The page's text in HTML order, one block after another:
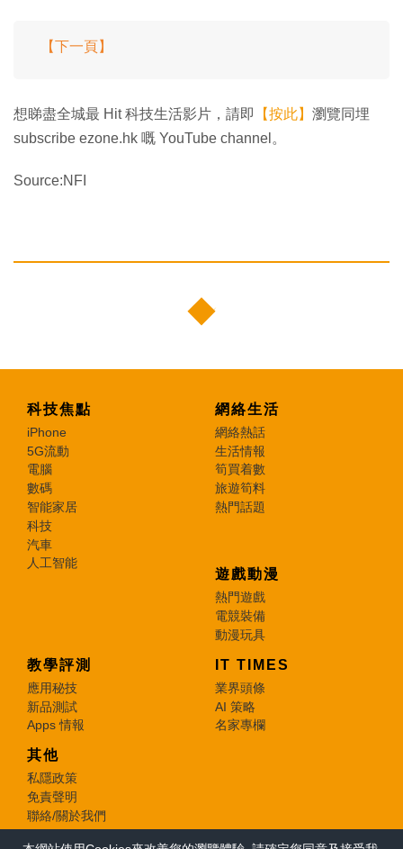
【下一頁】
想睇盡全城最 Hit 科技生活影片，請即 【按此】 瀏覽同埋
subscribe ezone.hk 嘅 YouTube channel。
Source:NFI
科技焦點
iPhone
5G流動
電腦
數碼
智能家居
科技
汽車
人工智能
網絡生活
網絡熱話
生活情報
筍買着數
旅遊筍料
熱門話題
遊戲動漫
熱門遊戲
電競裝備
動漫玩具
教學評測
應用秘技
新品測試
Apps 情報
IT TIMES
業界頭條
AI 策略
名家專欄
其他
私隱政策
免責聲明
聯絡/關於我們